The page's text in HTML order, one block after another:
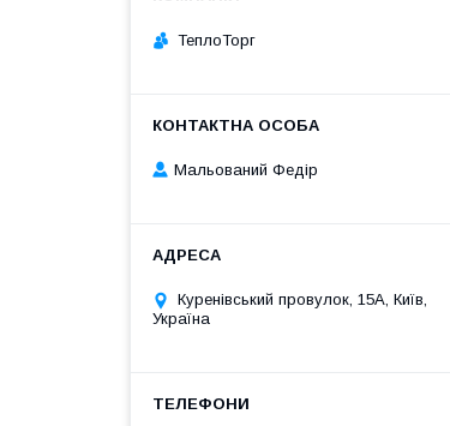
ТеплоТорг
Мальований Федір
Куренівський провулок, 15А, Київ,
Україна